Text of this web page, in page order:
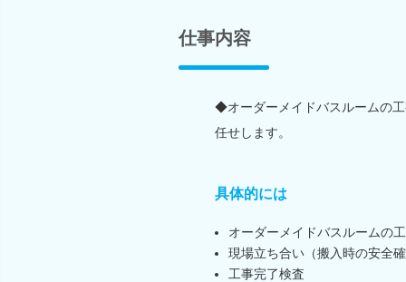
仕事内容
◆オーダーメイドバスルームの
任せします。
具体的には
オーダーメイドバスルームの
現場立ち合い（搬入時の安全
工事完了検査